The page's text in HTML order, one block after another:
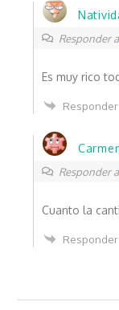
Responder a
Es muy rico
Responder
Responder a
Cuanto la
Responder